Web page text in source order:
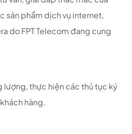
sản phẩm dịch vụ internet,
do FPT Telecom đang cung
lượng, thực hiện các thủ tục ký
hàng.